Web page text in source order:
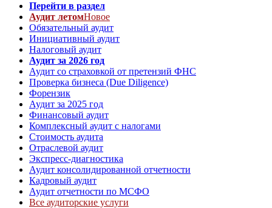
Перейти в раздел
Аудит летомНовое
Обязательный аудит
Инициативный аудит
Налоговый аудит
Аудит за 2026 год
Аудит со страховкой от претензий ФНС
Проверка бизнеса (Due Diligence)
Форензик
Аудит за 2025 год
Финансовый аудит
Комплексный аудит с налогами
Стоимость аудита
Отраслевой аудит
Экспресс-диагностика
Аудит консолидированной отчетности
Кадровый аудит
Аудит отчетности по МСФО
Все аудиторские услуги